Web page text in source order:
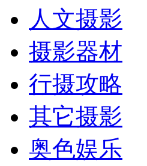
人文摄影
摄影器材
行摄攻略
其它摄影
奥色娱乐